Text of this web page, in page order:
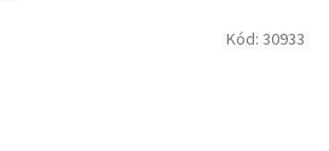
Kód: 30933